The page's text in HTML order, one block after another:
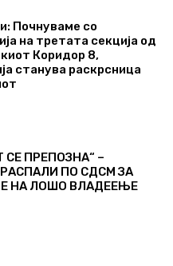
Почнуваме со
на третата секција од
Коридор 8,
станува раскрсница
СЕ ПРЕПОЗНА“ –
ПО СДСМ ЗА
НА ЛОШО ВЛАДЕЕЊЕ